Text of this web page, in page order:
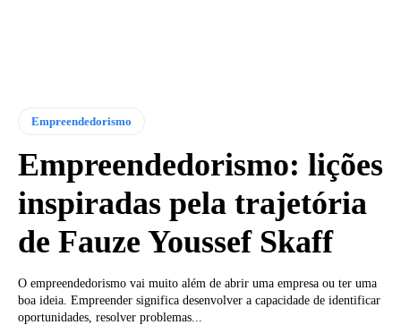
Empreendedorismo
Empreendedorismo: lições
inspiradas pela trajetória
de Fauze Youssef Skaff
O empreendedorismo vai muito além de abrir uma empresa ou ter uma
boa ideia. Empreender significa desenvolver a capacidade de identificar
oportunidades, resolver problemas...